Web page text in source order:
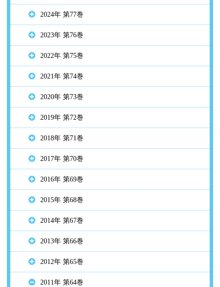
2024年 第77巻
2023年 第76巻
2022年 第75巻
2021年 第74巻
2020年 第73巻
2019年 第72巻
2018年 第71巻
2017年 第70巻
2016年 第69巻
2015年 第68巻
2014年 第67巻
2013年 第66巻
2012年 第65巻
2011年 第64巻